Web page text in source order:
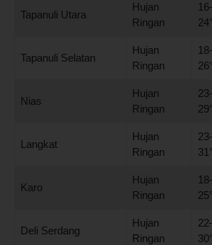
Tapanuli Utara
Hujan
Ringan
Tapanuli Selatan
Hujan
Ringan
Nias
Hujan
Ringan
Langkat
Hujan
Ringan
Karo
Hujan
Ringan
Deli Serdang
Hujan
Ringan